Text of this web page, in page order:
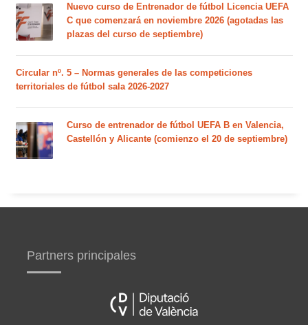
Nuevo curso de Entrenador de fútbol Licencia UEFA
C que comenzará en noviembre 2026 (agotadas las
plazas del curso de septiembre)
Circular nº. 5 – Normas generales de las competiciones
territoriales de fútbol sala 2026-2027
Curso de entrenador de fútbol UEFA B en Valencia,
Castellón y Alicante (comienzo el 20 de septiembre)
Partners principales